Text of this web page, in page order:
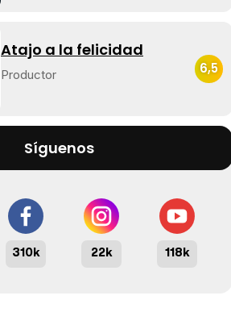
Atajo a la felicidad
Productor 6,5
Síguenos
310k 22k 118k